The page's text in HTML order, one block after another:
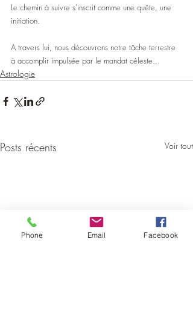
Le chemin à suivre s’inscrit comme une quête, une
initiation.
A travers lui, nous découvrons notre tâche terrestre
à accomplir impulsée par le mandat céleste...
Astrologie
Posts récents Voir tout
Phone Email Facebook